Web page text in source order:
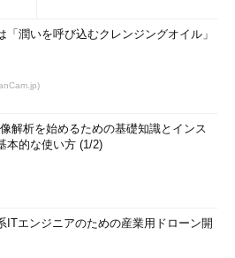
「潤いを呼び込むクレンジングオイル」
解析を始めるための基礎知識とインス
本的な使い方 (1/2)
ITエンジニアのための産業用ドローン開